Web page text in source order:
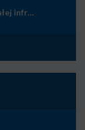
Nabór 7/2026: Poprawa dostępu do małej infrastruktury publicznej